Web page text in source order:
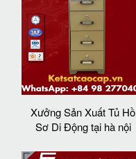
Xưởng Sản Xuất Tủ Hồ
Sơ Di Động tại hà nội